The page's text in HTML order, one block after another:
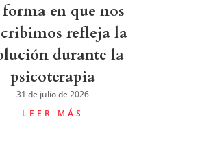
en que nos
refleja la
durante la
psicoterapia
31 de julio de 2026
LEER MÁS